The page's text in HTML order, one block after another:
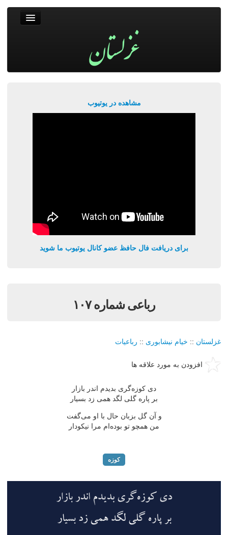
مشاهده در یوتیوب
برای دریافت فال حافظ عضو کانال یوتیوب ما شوید
رباعی شماره ۱۰۷
غزلستان :: خیام نیشابوری :: رباعیات
افزودن به مورد علاقه ها
دی کوزه‌گری بدیدم اندر بازار
بر پاره گلی لگد همی زد بسیار
و آن گل بزبان حال با او می‌گفت
من همچو تو بوده‌ام مرا نیکودار
کوزه